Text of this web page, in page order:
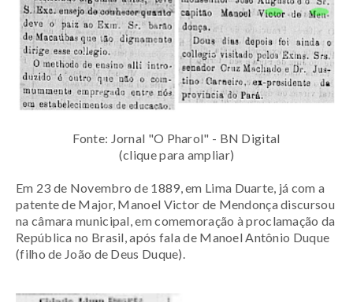
Fonte: Jornal "O Pharol" - BN Digital
(clique para ampliar)
Em 23 de Novembro de 1889, em Lima Duarte, já com a
patente de Major, Manoel Victor de Mendonça discursou
na câmara municipal, em comemoração à proclamação da
República no Brasil, após fala de Manoel Antônio Duque
(filho de João de Deus Duque).